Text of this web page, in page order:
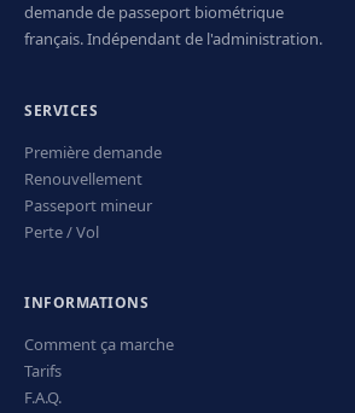
demande de passeport biométrique
français. Indépendant de l'administration.
SERVICES
Première demande
Renouvellement
Passeport mineur
Perte / Vol
INFORMATIONS
Comment ça marche
Tarifs
F.A.Q.